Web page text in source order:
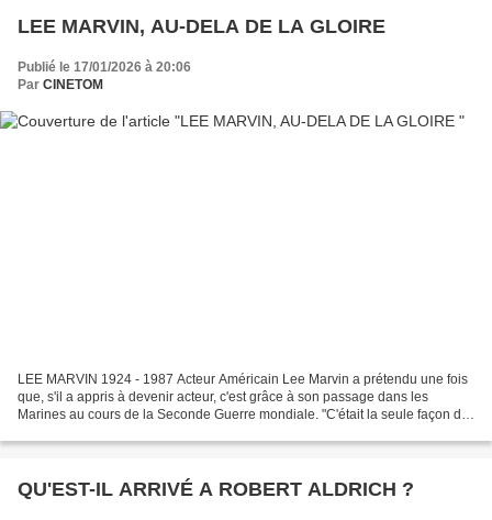
LEE MARVIN, AU-DELA DE LA GLOIRE
Publié le 17/01/2026 à 20:06
Par CINETOM
LEE MARVIN 1924 - 1987 Acteur Américain Lee Marvin a prétendu une fois
que, s'il a appris à devenir acteur, c'est grâce à son passage dans les
Marines au cours de la Seconde Guerre mondiale. "C'était la seule façon de
QU'EST-IL ARRIVÉ A ROBERT ALDRICH ?